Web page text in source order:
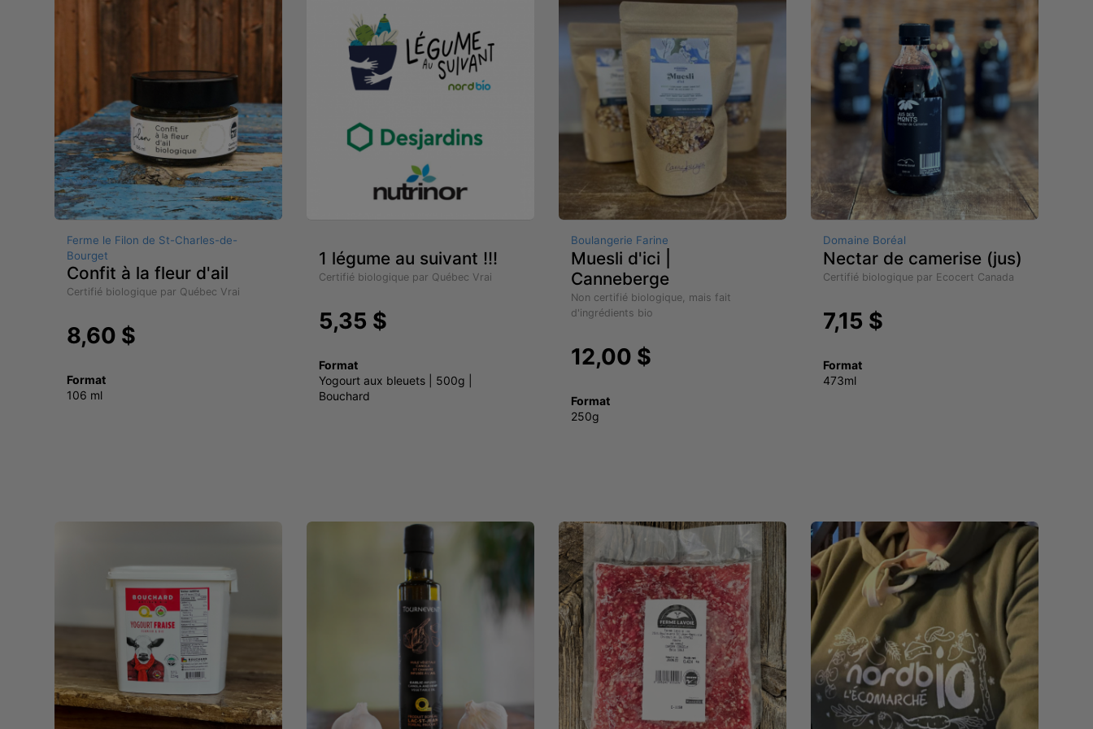
Ferme le Filon de St-Charles-de-
Bourget
Confit à la fleur d'ail
Certifié biologique par Québec Vrai
8,60 $
Format
106 ml
1 légume au suivant !!!
Certifié biologique par Québec Vrai
5,35 $
Format
Yogourt aux bleuets | 500g |
Bouchard
Boulangerie Farine
Muesli d'ici |
Canneberge
Non certifié biologique, mais fait
d'ingrédients bio
12,00 $
Format
250g
Domaine Boréal
Nectar de camerise (jus)
Certifié biologique par Ecocert Canada
7,15 $
Format
473ml